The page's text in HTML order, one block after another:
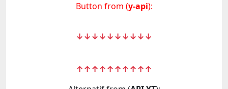
Button from (y-api):
↓↓↓↓↓↓↓↓↓↓
↑↑↑↑↑↑↑↑↑↑